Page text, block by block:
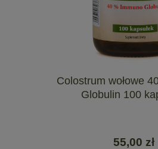
Colostrum wołowe
Globulin 100
55,00 zł